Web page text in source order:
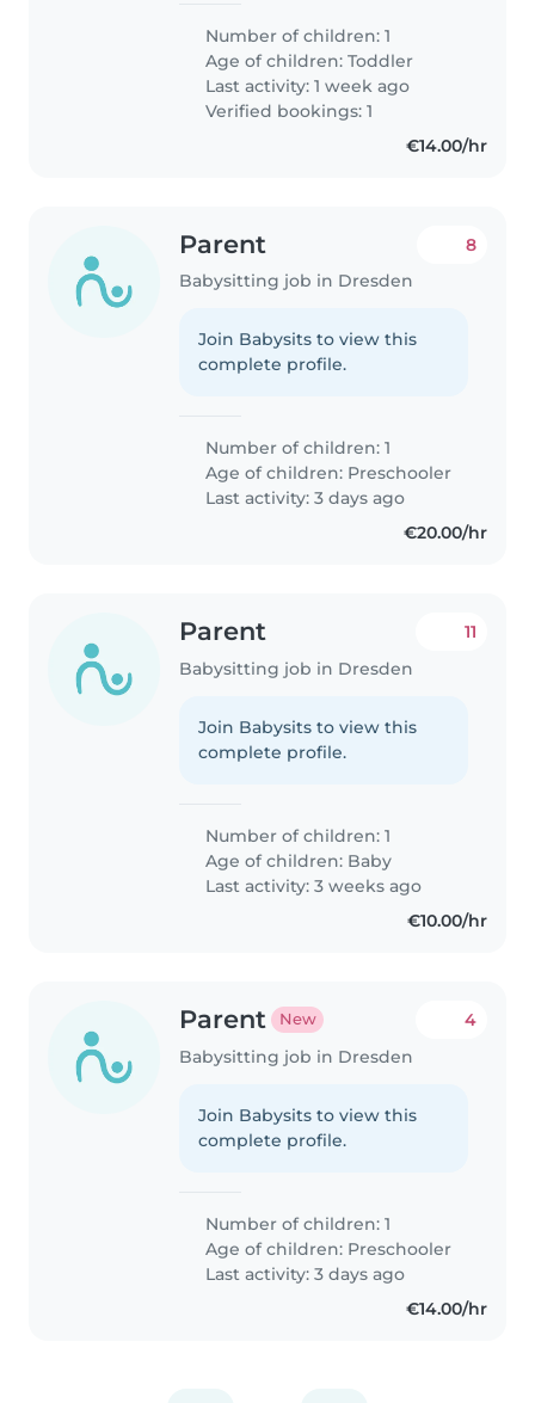
online teacher in Chinese
language. We have a 2 years old
son..
Number of children: 1
Age of children:Toddler
Last activity: 1 week ago
Verified bookings: 1
€14.00/hr
Parent
Babysitting job in Dresden
8
Join Babysits to view this
complete profile.
Number of children: 1
Age of children: Preschooler
Last activity: 3 days ago
€20.00/hr
Parent
Babysitting job in Dresden
11
Join Babysits to view this
complete profile.
Number of children: 1
Age of children: Baby
Last activity: 3 weeks ago
€10.00/hr
Parent New
Babysitting job in Dresden
4
Join Babysits to view this
complete profile.
Number of children: 1
Age of children: Preschooler
Last activity: 3 days ago
€14.00/hr